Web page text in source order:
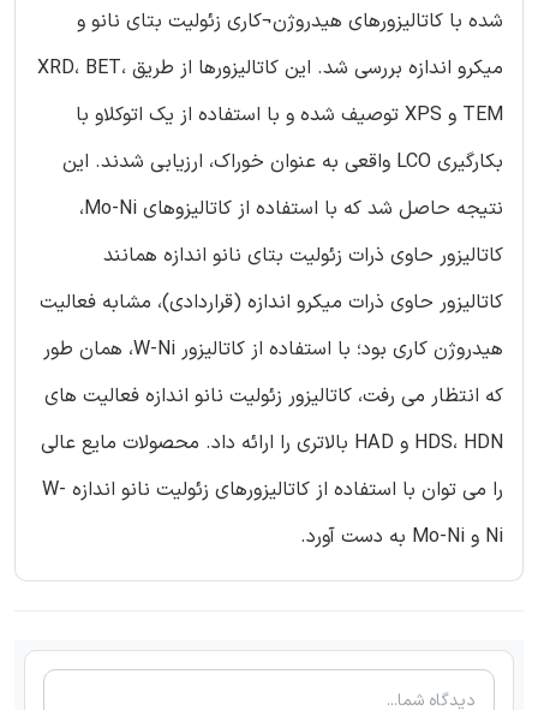
شده با کاتالیزورهای هیدروژن¬کاری زئولیت بتای نانو و
میکرو اندازه بررسی شد. این کاتالیزورها از طریق XRD، BET،
TEM و XPS توصیف شده و با استفاده از یک اتوکلاو با
بکارگیری LCO واقعی به عنوان خوراک، ارزیابی شدند. این
نتیجه حاصل شد که با استفاده از کاتالیزوهای Mo-Ni،
کاتالیزور حاوی ذرات زئولیت بتای نانو اندازه همانند
کاتالیزور حاوی ذرات میکرو اندازه (قراردادی)، مشابه فعالیت
هیدروژن کاری بود؛ با استفاده از کاتالیزور W-Ni، همان طور
که انتظار می رفت، کاتالیزور زئولیت نانو اندازه فعالیت های
HDS، HDN و HAD بالاتری را ارائه داد. محصولات مایع عالی
را می توان با استفاده از کاتالیزورهای زئولیت نانو اندازه W-
Ni و Mo-Ni به دست آورد.